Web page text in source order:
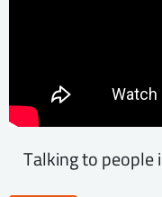
Talking to people